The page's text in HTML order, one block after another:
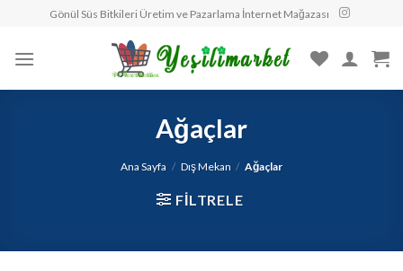
content
Gönül Süs Bitkileri Üretim ve Pazarlama İnternet Mağazası
Ağaçlar
Ana Sayfa / Dış Mekan / Ağaçlar
FILTRELE